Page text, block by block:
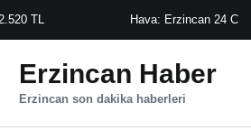
TL Hava: Erzincan 24 C
Erzincan Haber
Erzincan son dakika haberleri